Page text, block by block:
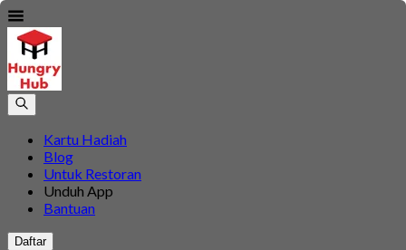
Kartu Hadiah
Blog
Untuk Restoran
Unduh App
Bantuan
Daftar